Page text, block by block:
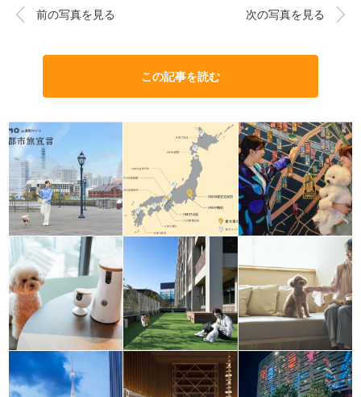
前の写真を見る 次の写真を見る
この記事を読む